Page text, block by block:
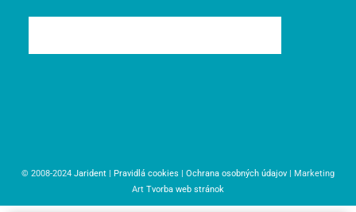
© 2008-2024 Jarident | Pravidlá cookies | Ochrana osobných údajov | Marketing
Art Tvorba web stránok